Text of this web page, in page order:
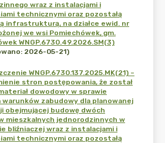
wraz z instalacjami i
technicznymi oraz pozostałą
infrastrukturą, na działce ewid. nr
we wsi Pomiechówek, gm.
WNGP.6730.49.2026.SM(3)
2026-05-21)
WNGP.6730.137.2025.MK(21) –
stron postępowania, że został
dowodowy w sprawie
zabudowy dla planowanej
obejmującej budowę dwóch
mieszkalnych jednorodzinnych w
bliźniaczej wraz z instalacjami i
technicznymi oraz pozostałą